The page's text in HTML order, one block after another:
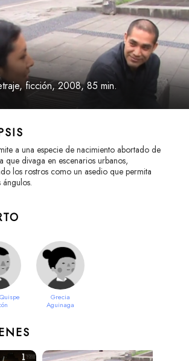
, ficción, 2008, 85 min.
a una especie de nacimiento abortado de
que divaga en escenarios urbanos,
los rostros como un asedio que permita
Grecia
Aguinaga